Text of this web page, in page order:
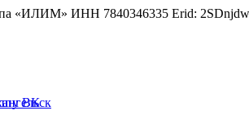
«ИЛИМ» ИНН 7840346335 Erid: